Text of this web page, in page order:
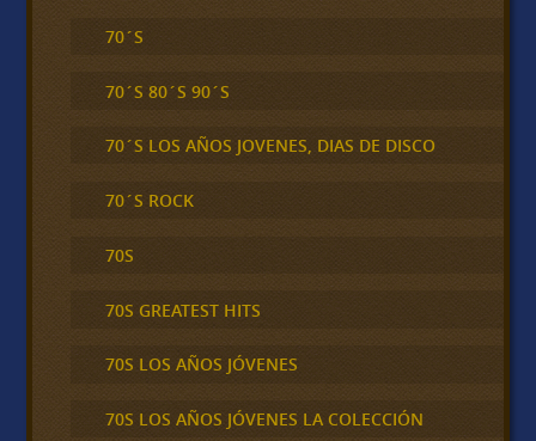
70´S
70´S 80´S 90´S
70´S LOS AÑOS JOVENES, DIAS DE DISCO
70´S ROCK
70S
70S GREATEST HITS
70S LOS AÑOS JÓVENES
70S LOS AÑOS JÓVENES LA COLECCIÓN